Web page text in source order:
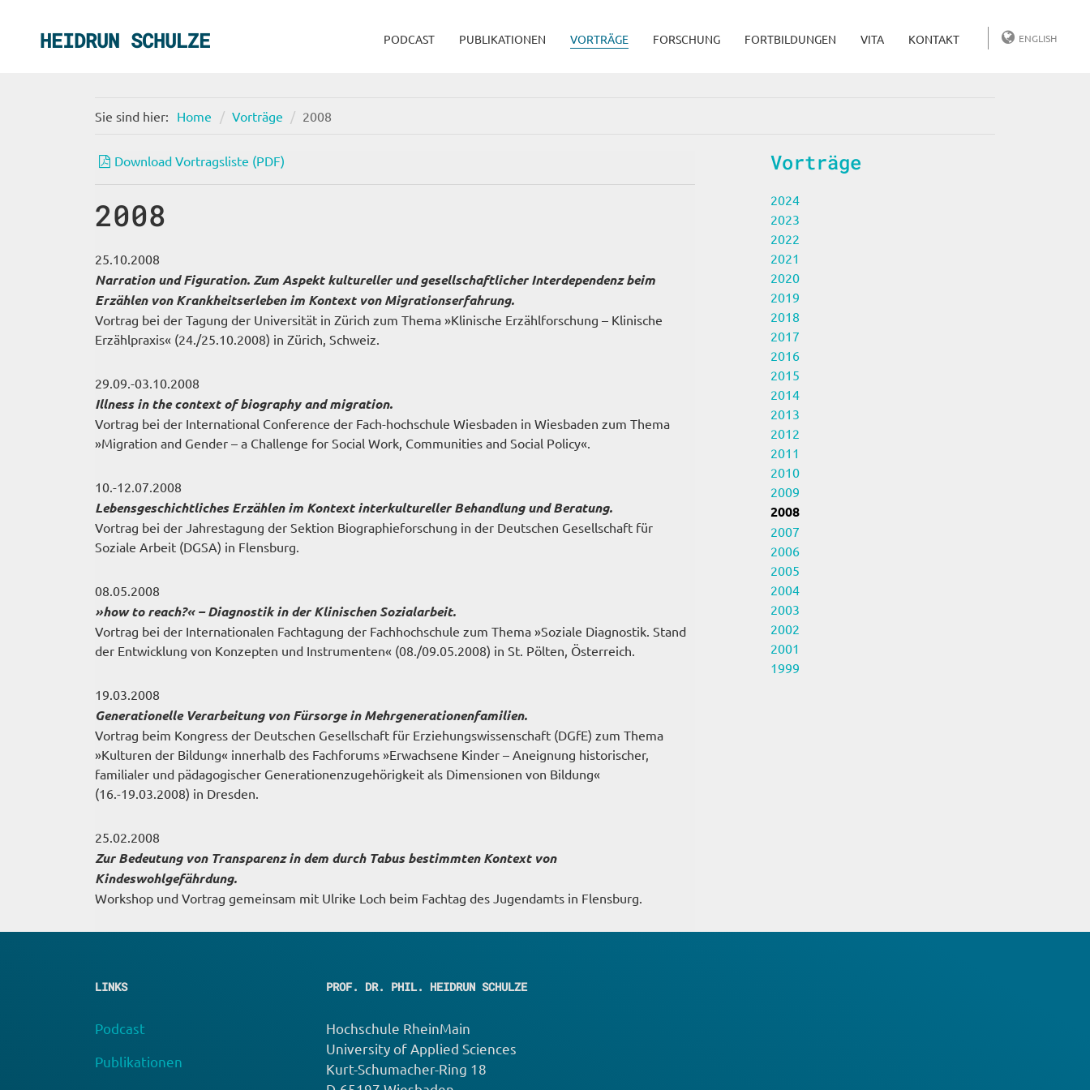
HEIDRUN SCHULZE PODCAST PUBLIKATIONEN VORTRÄGE FORSCHUNG FORTBILDUNGEN VITA KONTAKT ENGLISH
Sie sind hier: Home Vorträge 2008
Download Vortragsliste (PDF)
2008
25.10.2008
Narration und Figuration. Zum Aspekt kultureller und gesellschaftlicher Interdependenz beim
Erzählen von Krankheitserleben im Kontext von Migrationserfahrung.
Vortrag bei der Tagung der Universität in Zürich zum Thema »Klinische Erzählforschung – Klinische
Erzählpraxis« (24./25.10.2008) in Zürich, Schweiz.
29.09.-03.10.2008
Illness in the context of biography and migration.
Vortrag bei der International Conference der Fach-hochschule Wiesbaden in Wiesbaden zum Thema
»Migration and Gender – a Challenge for Social Work, Communities and Social Policy«.
10.-12.07.2008
Lebensgeschichtliches Erzählen im Kontext interkultureller Behandlung und Beratung.
Vortrag bei der Jahrestagung der Sektion Biographieforschung in der Deutschen Gesellschaft für
Soziale Arbeit (DGSA) in Flensburg.
08.05.2008
»how to reach?« – Diagnostik in der Klinischen Sozialarbeit.
Vortrag bei der Internationalen Fachtagung der Fachhochschule zum Thema »Soziale Diagnostik. Stand
der Entwicklung von Konzepten und Instrumenten« (08./09.05.2008) in St. Pölten, Österreich.
19.03.2008
Generationelle Verarbeitung von Fürsorge in Mehrgenerationenfamilien.
Vortrag beim Kongress der Deutschen Gesellschaft für Erziehungswissenschaft (DGfE) zum Thema
»Kulturen der Bildung« innerhalb des Fachforums »Erwachsene Kinder – Aneignung historischer,
familialer und pädagogischer Generationenzugehörigkeit als Dimensionen von Bildung«
(16.-19.03.2008) in Dresden.
25.02.2008
Zur Bedeutung von Transparenz in dem durch Tabus bestimmten Kontext von
Kindeswohlgefährdung.
Workshop und Vortrag gemeinsam mit Ulrike Loch beim Fachtag des Jugendamts in Flensburg.
Vorträge
2024
2023
2022
2021
2020
2019
2018
2017
2016
2015
2014
2013
2012
2011
2010
2009
2008
2007
2006
2005
2004
2003
2002
2001
1999
LINKS
Podcast
Publikationen
PROF. DR. PHIL. HEIDRUN SCHULZE
Hochschule RheinMain
University of Applied Sciences
Kurt-Schumacher-Ring 18